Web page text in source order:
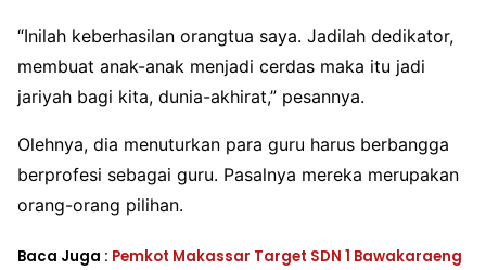
“Inilah keberhasilan orangtua saya. Jadilah dedikator,
membuat anak-anak menjadi cerdas maka itu jadi
jariyah bagi kita, dunia-akhirat,” pesannya.
Olehnya, dia menuturkan para guru harus berbangga
berprofesi sebagai guru. Pasalnya mereka merupakan
orang-orang pilihan.
Baca Juga : Pemkot Makassar Target SDN 1 Bawakaraeng